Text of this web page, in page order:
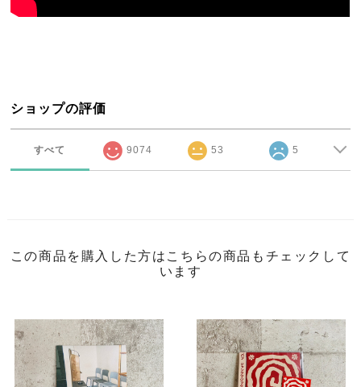
ショップの評価
すべて 9074 53 5
この商品を購入した方はこちらの商品もチェックして
います